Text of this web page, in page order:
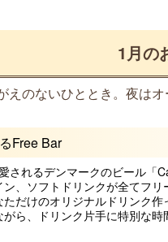
1月の
のないひととき。 夜はオ
Free Bar
されるデンマークのビール「
、ソフトドリンクが全てフリ
だけのオリジナルドリンク作
ら、ドリンク片手に特別な時